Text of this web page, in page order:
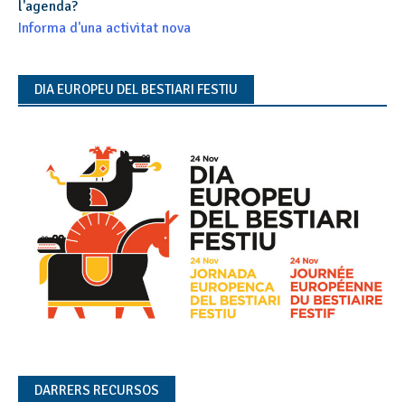
l'agenda?
Informa d'una activitat nova
DIA EUROPEU DEL BESTIARI FESTIU
DARRERS RECURSOS